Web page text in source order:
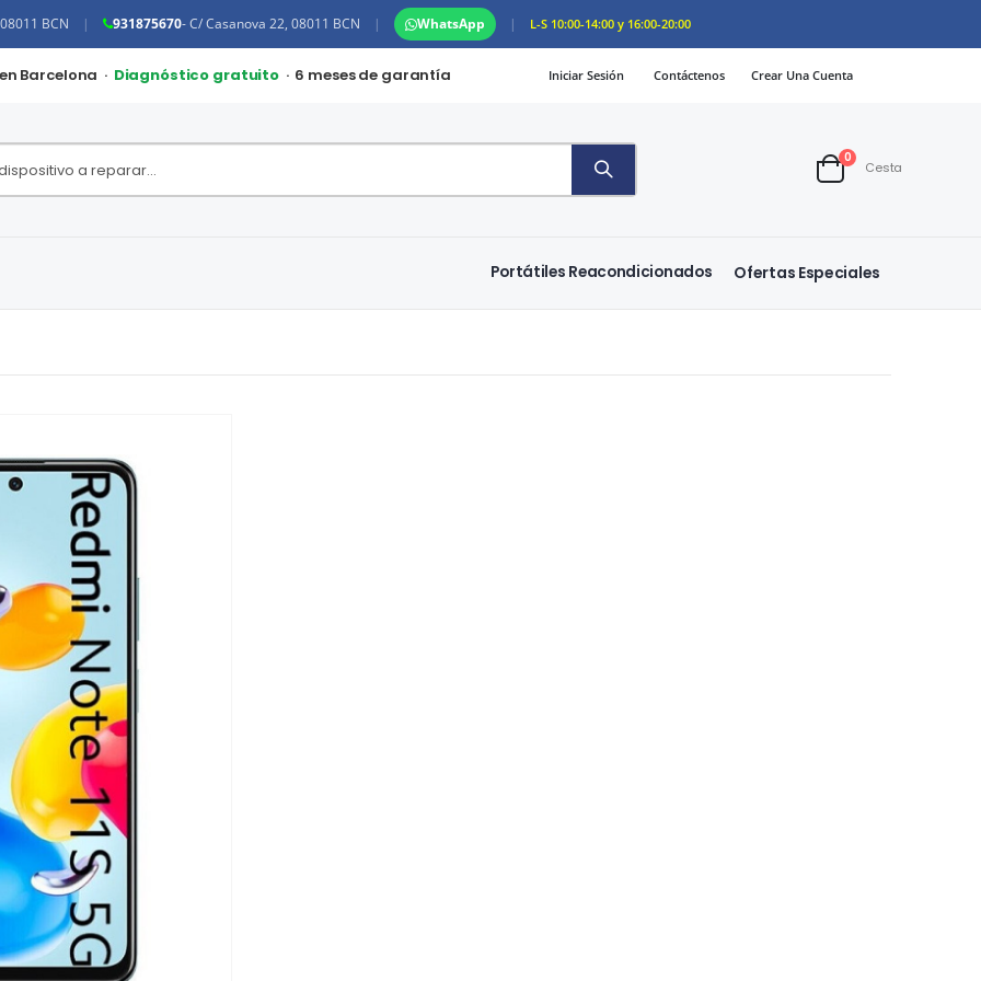
BCN | 931875670- C/ Casanova 22, 08011 BCN | WhatsApp | L-S 10:00-14:00 y 16:00-20:00
Barcelona · Diagnóstico gratuito · 6 meses de garantía Iniciar Sesión Contáctenos Crear Una Cuenta
Cart
0artículos
Cesta
Portátiles Reacondicionados Ofertas Especiales